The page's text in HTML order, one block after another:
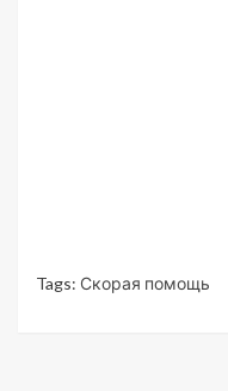
Tags: Скорая помощь